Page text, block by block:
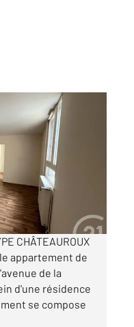
CHÂTEAUROUX
appartement de
de la
d'une résidence
se compose